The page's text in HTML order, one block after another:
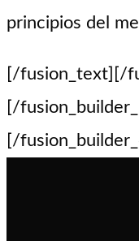
principios del
[/fusion_text][/
[/
[/